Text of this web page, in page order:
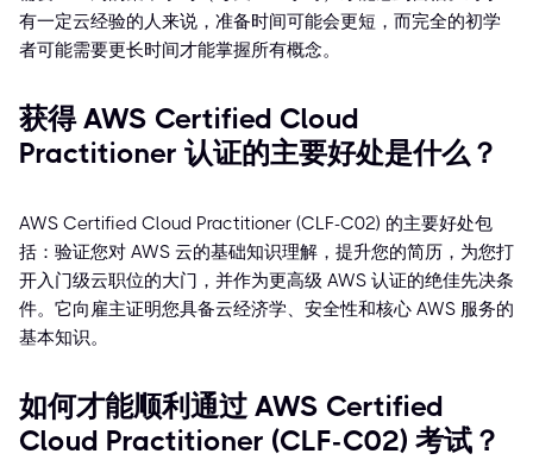
有一定云经验的人来说，准备时间可能会更短，而完全的初学
者可能需要更长时间才能掌握所有概念。
获得 AWS Certified Cloud
Practitioner 认证的主要好处是什么？
AWS Certified Cloud Practitioner (CLF-C02) 的主要好处包
括：验证您对 AWS 云的基础知识理解，提升您的简历，为您打
开入门级云职位的大门，并作为更高级 AWS 认证的绝佳先决条
件。它向雇主证明您具备云经济学、安全性和核心 AWS 服务的
基本知识。
如何才能顺利通过 AWS Certified
Cloud Practitioner (CLF-C02) 考试？